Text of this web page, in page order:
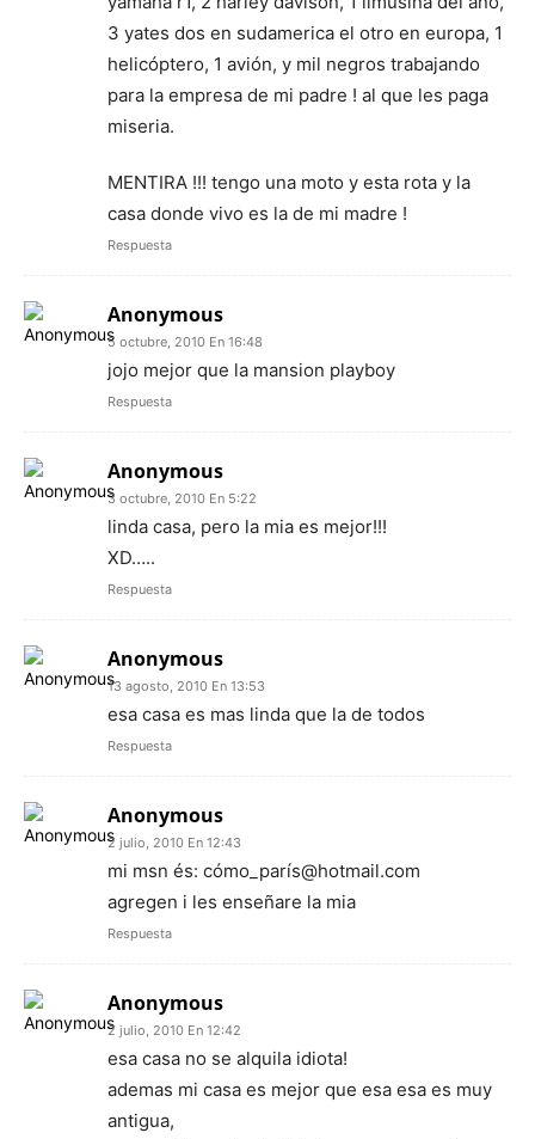
3 yates dos en sudamerica el otro en europa, 1
helicóptero, 1 avión, y mil negros trabajando
para la empresa de mi padre ! al que les paga
miseria.
MENTIRA !!! tengo una moto y esta rota y la
casa donde vivo es la de mi madre !
Respuesta
Anonymous
5 octubre, 2010 En 16:48
jojo mejor que la mansion playboy
Respuesta
Anonymous
3 octubre, 2010 En 5:22
linda casa, pero la mia es mejor!!!
XD…..
Respuesta
Anonymous
13 agosto, 2010 En 13:53
esa casa es mas linda que la de todos
Respuesta
Anonymous
2 julio, 2010 En 12:43
mi msn és: cómo_parís@hotmail.com
agregen i les enseñare la mia
Respuesta
Anonymous
2 julio, 2010 En 12:42
esa casa no se alquila idiota!
ademas mi casa es mejor que esa esa es muy
antigua,